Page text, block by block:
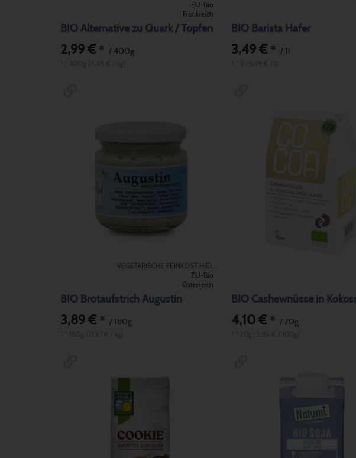
EU-Bio
Frankreich
BIO Alternative zu Quark / Topfen
2,99 € * / 400g
BIO Barista Hafer
3,49 €* / 1l
VEGETARISCHE FEINKOST HIEL
EU-Bio
Österreich
BIO Brotaufstrich Augustin
3,89 € * / 180g 4,10 €* / 70g